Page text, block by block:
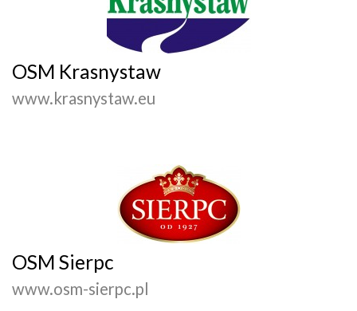
OSM Krasnystaw
www.krasnystaw.eu
OSM Sierpc
www.osm-sierpc.pl